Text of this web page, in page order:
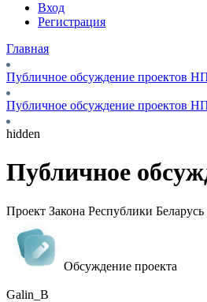
Вход
Регистрация
Главная
Публичное обсуждение проектов
Публичное обсуждение проектов
hidden
Публичное
Проект Закона Республики
Обсуждение проекта
Galin_B